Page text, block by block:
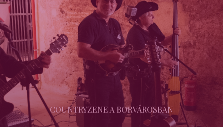
COUNTRYZENE A BORVÁROSBAN